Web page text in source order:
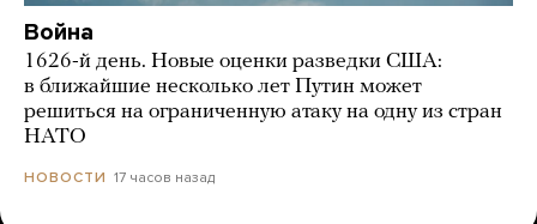
Война
1626-й день. Новые оценки разведки США:
в ближайшие несколько лет Путин может
решиться на ограниченную атаку на одну из стран
НАТО
НОВОСТИ 17 часов назад